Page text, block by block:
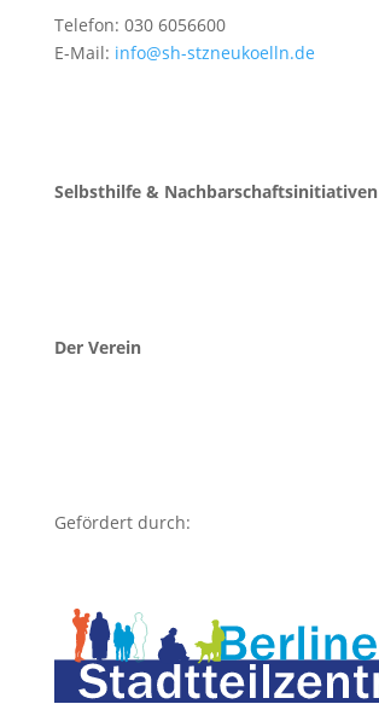
Telefon: 030 6056600
E-Mail: info@sh-stzneukoelln.de
Selbsthilfe & Nachbarschaftsinitiativen
Der Verein
Gefördert durch: